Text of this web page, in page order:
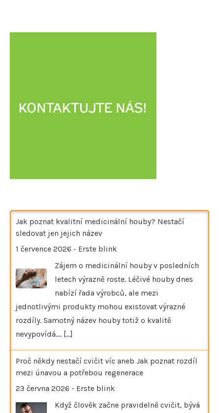
Jak poznat kvalitní medicinální houby? Nestačí
sledovat jen jejich název
1 července 2026 - Erste blink
Zájem o medicinální houby v posledních
letech výrazně roste. Léčivé houby dnes
nabízí řada výrobců, ale mezi
jednotlivými produkty mohou existovat výrazné
rozdíly. Samotný název houby totiž o kvalitě
nevypovídá.… [...]
Proč někdy nestačí cvičit víc aneb Jak poznat rozdíl
mezi únavou a potřebou regenerace
23 června 2026 - Erste blink
Když člověk začne pravidelně cvičit, bývá